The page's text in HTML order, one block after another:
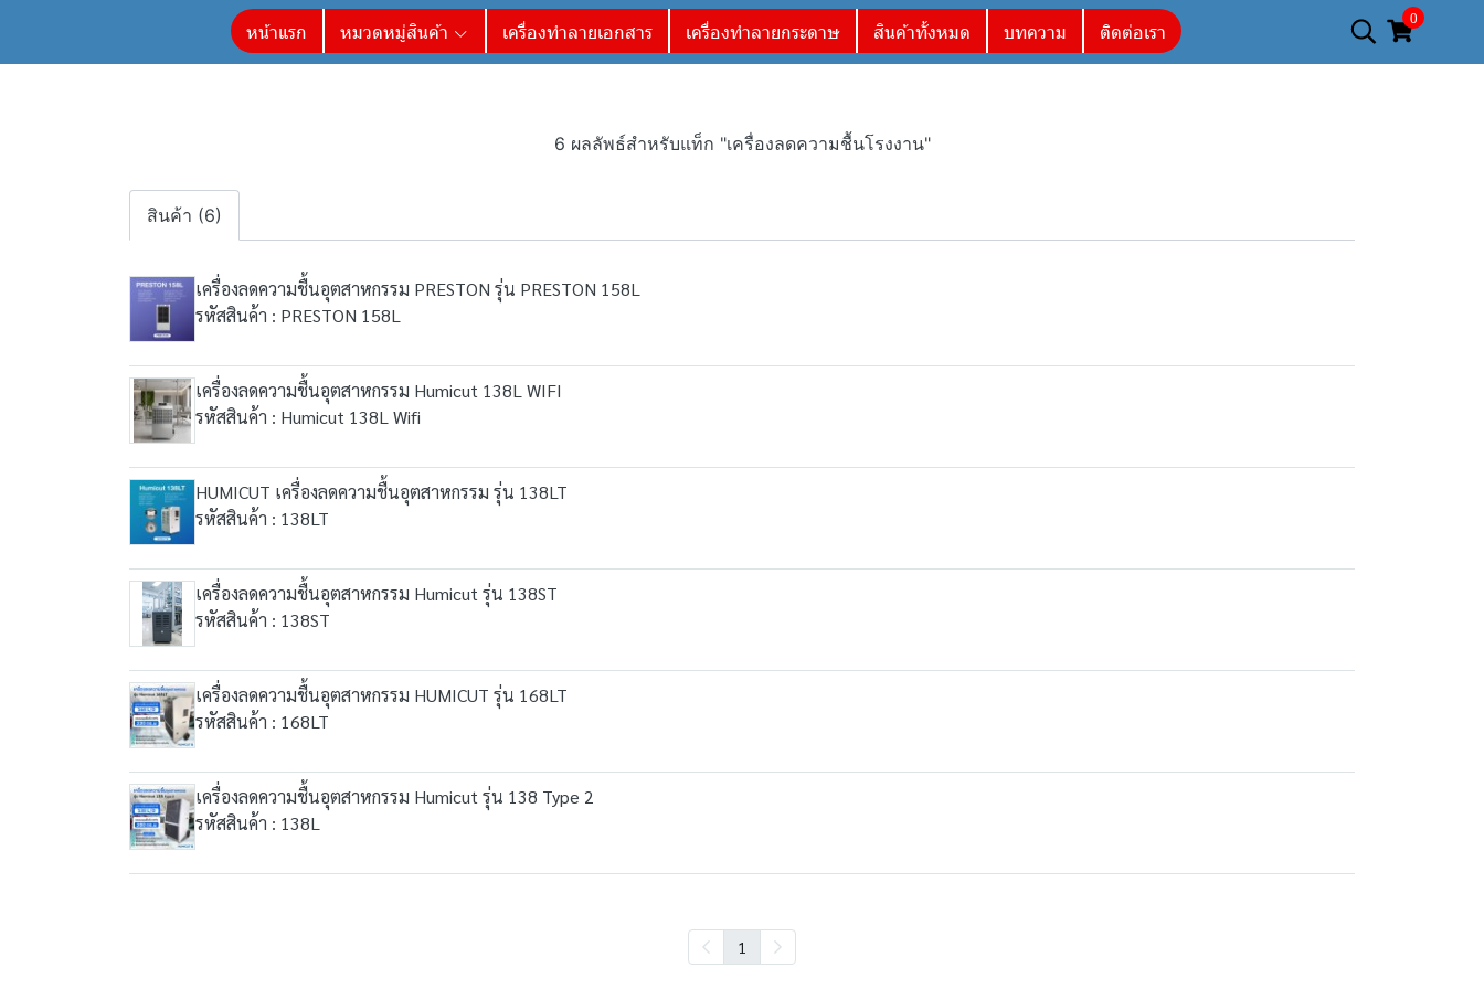
หน้าแรก หมวดหมู่สินค้า เครื่องทำลายเอกสาร เครื่องทำลายกระดาษ สินค้าทั้งหมด บทความ ติดต่อเรา 0
6 ผลลัพธ์สำหรับแท็ก "เครื่องลดความชื้นโรงงาน"
สินค้า (6)
เครื่องลดความชื้นอุตสาหกรรม PRESTON รุ่น PRESTON 158L
รหัสสินค้า : PRESTON 158L
เครื่องลดความชื้นอุตสาหกรรม Humicut 138L WIFI
รหัสสินค้า : Humicut 138L Wifi
HUMICUT เครื่องลดความชื้นอุตสาหกรรม รุ่น 138LT
รหัสสินค้า : 138LT
เครื่องลดความชื้นอุตสาหกรรม Humicut รุ่น 138ST
รหัสสินค้า : 138ST
เครื่องลดความชื้นอุตสาหกรรม HUMICUT รุ่น 168LT
รหัสสินค้า : 168LT
เครื่องลดความชื้นอุตสาหกรรม Humicut รุ่น 138 Type 2
รหัสสินค้า : 138L
1